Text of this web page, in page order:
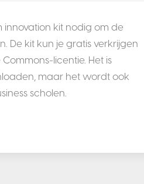
kit nodig om de
De kit kun je gratis verkrijgen
licentie. Het is
maar het wordt ook
scholen.